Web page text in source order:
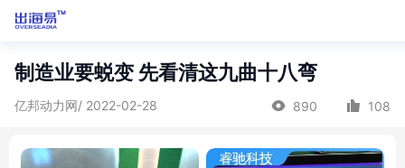
制造业要蜕变 先看清这九曲十八弯
亿邦动力网/ 2022-02-28 890 108